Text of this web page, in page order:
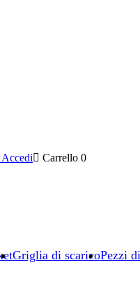
Griglia di scaricoPezzi
Accedi Carrello 0